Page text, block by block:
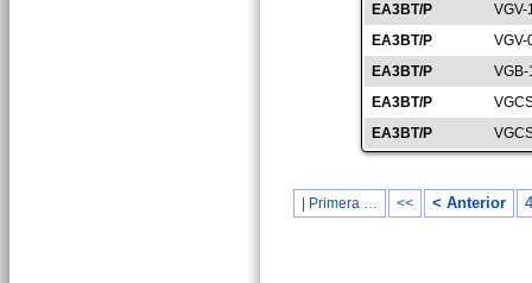
EA3BT/P
VGV-
EA3BT/P
VGV-
EA3BT/P
EA3BT/P
EA3BT/P
| Primera … << < Anterior